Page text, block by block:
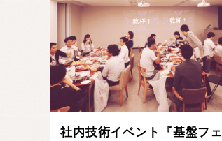
社内技術イベント『基盤フェ